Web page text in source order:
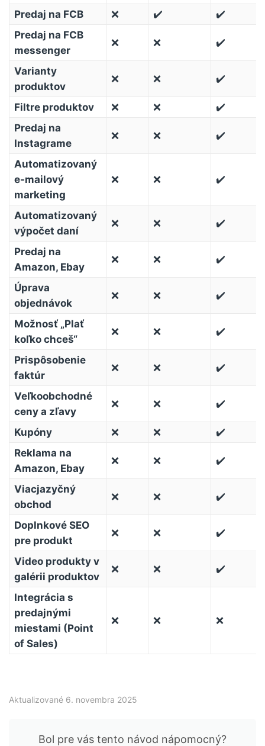
Predaj na FCB ❌ ✔️
✔️
Predaj na FCB
messenger
❌ ❌ ✔️
Varianty
produktov
❌ ❌ ✔️
Filtre produktov ❌ ❌
✔️
Predaj na
Instagrame
❌ ❌ ✔️
Automatizovaný
e-mailový
marketing
❌ ❌ ✔️
Automatizovaný
výpočet daní
❌ ❌ ✔️
Predaj na
Amazon, Ebay
❌ ❌ ✔️
Úprava
objednávok
❌ ❌ ✔️
Možnosť „Plať
koľko chceš“
❌ ❌ ✔️
Prispôsobenie
faktúr
❌ ❌ ✔️
Veľkoobchodné
ceny a zľavy
❌ ❌ ✔️
Kupóny ❌ ❌
✔️
Reklama na
Amazon, Ebay
❌ ❌ ✔️
Viacjazyčný
obchod
❌ ❌ ✔️
Doplnkové SEO
pre produkt
❌ ❌ ✔️
Video produkty v
galérii produktov
❌ ❌ ✔️
Integrácia s
predajnými
miestami (Point
of Sales)
❌ ❌ ❌
Aktualizované 6. novembra 2025
Bol pre vás tento návod nápomocný?